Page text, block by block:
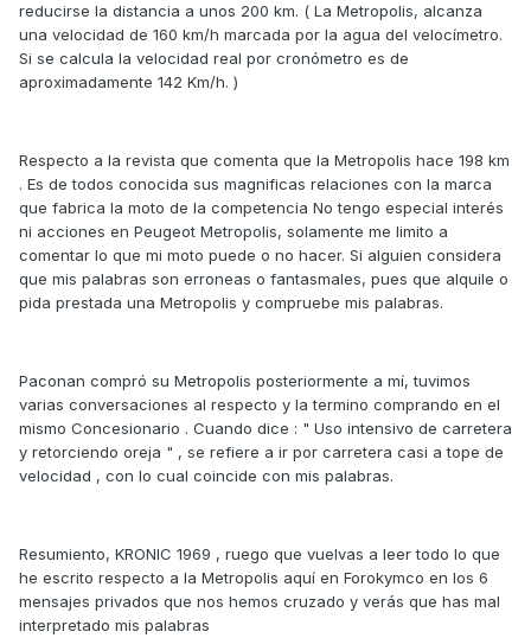
reducirse la distancia a unos 200 km. ( La Metropolis, alcanza
una velocidad de 160 km/h marcada por la agua del velocímetro.
Si se calcula la velocidad real por cronómetro es de
aproximadamente 142 Km/h. )
Respecto a la revista que comenta que la Metropolis hace 198 km
. Es de todos conocida sus magnificas relaciones con la marca
que fabrica la moto de la competencia No tengo especial interés
ni acciones en Peugeot Metropolis, solamente me limito a
comentar lo que mi moto puede o no hacer. Si alguien considera
que mis palabras son erroneas o fantasmales, pues que alquile o
pida prestada una Metropolis y compruebe mis palabras.
Paconan compró su Metropolis posteriormente a mí, tuvimos
varias conversaciones al respecto y la termino comprando en el
mismo Concesionario . Cuando dice : " Uso intensivo de carretera
y retorciendo oreja " , se refiere a ir por carretera casi a tope de
velocidad , con lo cual coincide con mis palabras.
Resumiento, KRONIC 1969 , ruego que vuelvas a leer todo lo que
he escrito respecto a la Metropolis aquí en Forokymco en los 6
mensajes privados que nos hemos cruzado y verás que has mal
interpretado mis palabras